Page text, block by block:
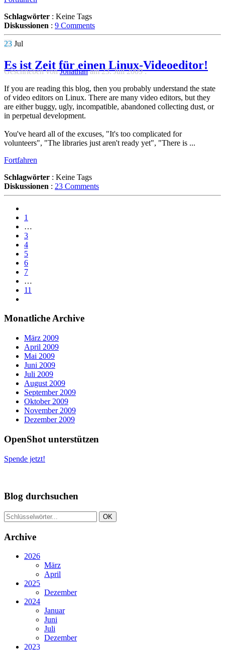
Schlagwörter : Keine Tags
Diskussionen : 9 Comments
23 Jul
Es ist Zeit für einen Linux-Videoeditor!
Geschrieben vonJonathanam23. Juli 2009.
If you are reading this blog, then you probably understand the state
of video editors on Linux. There are many video editors, but they
are either buggy, ugly, incompatible, abandoned collecting dust, or
in perpetual development.
You've heard all of the excuses, "It's too complicated for
volunteers", "The libraries just aren't ready yet", "There is ...
Fortfahren
Schlagwörter : Keine Tags
Diskussionen : 23 Comments
1
…
3
4
5
6
7
…
11
Monatliche Archive
März 2009
April 2009
Mai 2009
Juni 2009
Juli 2009
August 2009
September 2009
Oktober 2009
November 2009
Dezember 2009
OpenShot unterstützen
Spende jetzt!
Blog durchsuchen
Archive
2026
März
April
2025
Dezember
2024
Januar
Juni
Juli
Dezember
2023